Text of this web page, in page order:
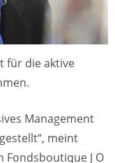
für die aktive
Management
meint
Fondsboutique J O